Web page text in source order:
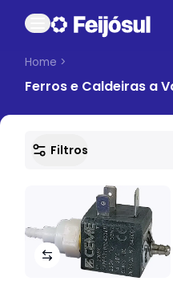
Home >
Ferros e Caldeiras a
Filtros